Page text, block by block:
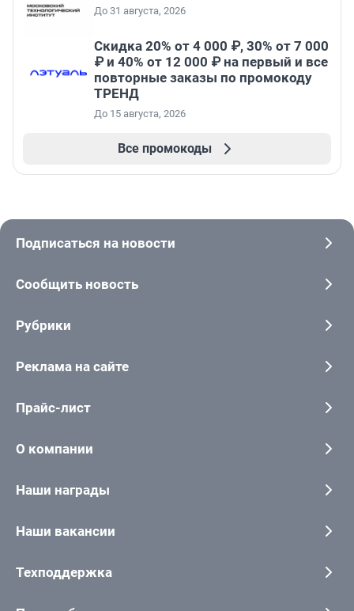
До 31 августа, 2026
Скидка 20% от 4 000 ₽, 30% от 7 000
₽ и 40% от 12 000 ₽ на первый и все
повторные заказы по промокоду
ТРЕНД
До 15 августа, 2026
Все промокоды
Подписаться на новости
Сообщить новость
Рубрики
Реклама на сайте
Прайс-лист
О компании
Наши награды
Наши вакансии
Техподдержка